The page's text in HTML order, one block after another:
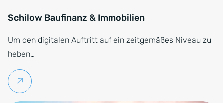
Schilow Baufinanz & Immobilien
Um den digitalen Auftritt auf ein zeitgemäßes Niveau zu
heben…
Weiterlesen